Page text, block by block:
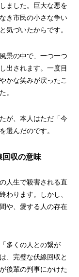
ました。巨大な悪を
き市民の小さな争い
気づいたからです。
景の中で、一つ一つ
出されます。一度目
かな笑みが戻ったこ
。
が、本人はただ「今
選んだのです。
回収の意味
人生で殺害される直
わります。しかし、
や、愛する人の存在
多くの人との繋が
、完璧な伏線回収と
後輩の判事にかけた